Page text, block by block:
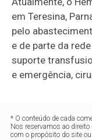
em Teresina,
pelo
e de parte da
suporte
e emergência,
* O conteúdo de cada
Nos reservamos ao
com o propósito do site